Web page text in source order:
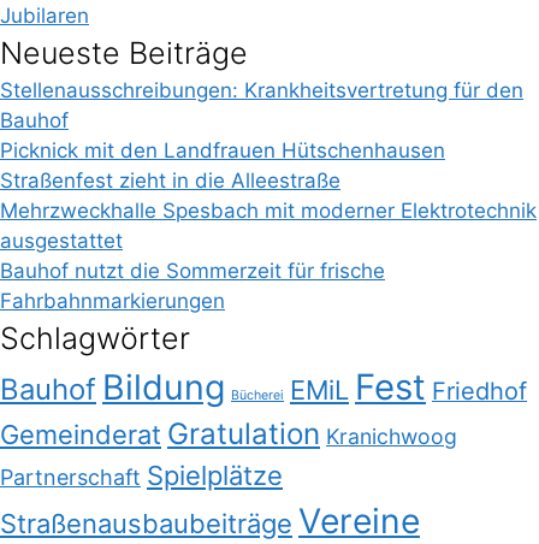
Jubilaren
Neueste Beiträge
Stellenausschreibungen: Krankheitsvertretung für den
Bauhof
Picknick mit den Landfrauen Hütschenhausen
Straßenfest zieht in die Alleestraße
Mehrzweckhalle Spesbach mit moderner Elektrotechnik
ausgestattet
Bauhof nutzt die Sommerzeit für frische
Fahrbahnmarkierungen
Schlagwörter
Bauhof Bildung Bücherei EMiL Fest Friedhof
Gemeinderat Gratulation Kranichwoog
Partnerschaft Spielplätze
Straßenausbaubeiträge Vereine